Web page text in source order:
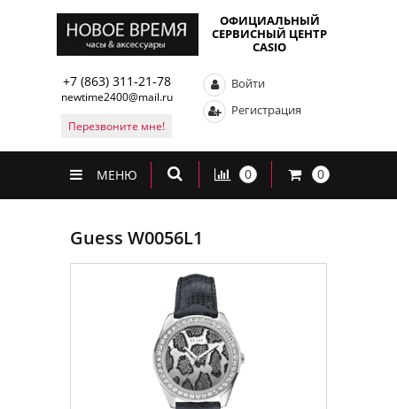
ОФИЦИАЛЬНЫЙ
СЕРВИСНЫЙ ЦЕНТР
CASIO
+7 (863) 311-21-78
newtime2400@mail.ru
Перезвоните мне!
Войти
Регистрация
МЕНЮ 0 0
Guess W0056L1